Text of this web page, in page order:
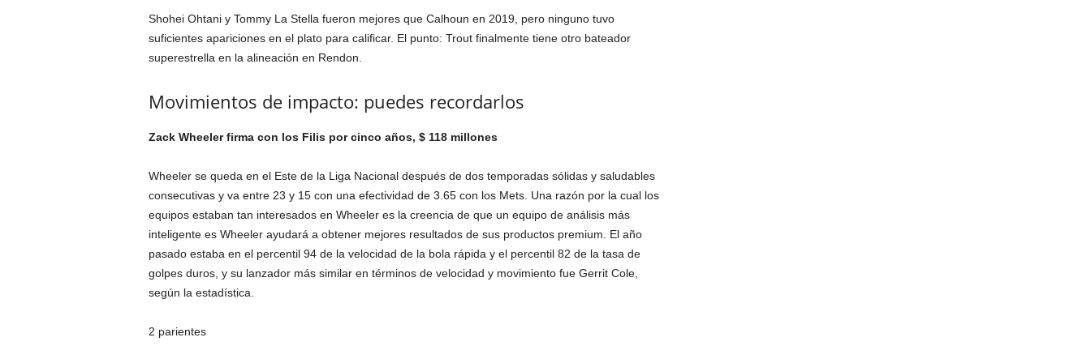
Shohei Ohtani y Tommy La Stella fueron mejores que Calhoun en 2019, pero ninguno tuvo
suficientes apariciones en el plato para calificar. El punto: Trout finalmente tiene otro bateador
superestrella en la alineación en Rendon.
Movimientos de impacto: puedes recordarlos
Zack Wheeler firma con los Filis por cinco años, $ 118 millones
Wheeler se queda en el Este de la Liga Nacional después de dos temporadas sólidas y saludables
consecutivas y va entre 23 y 15 con una efectividad de 3.65 con los Mets. Una razón por la cual los
equipos estaban tan interesados ​​en Wheeler es la creencia de que un equipo de análisis más
inteligente es Wheeler ayudará a obtener mejores resultados de sus productos premium. El año
pasado estaba en el percentil 94 de la velocidad de la bola rápida y el percentil 82 de la tasa de
golpes duros, y su lanzador más similar en términos de velocidad y movimiento fue Gerrit Cole,
según la estadística.
2 parientes